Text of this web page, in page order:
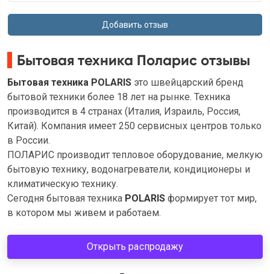
Бытовая техника Поларис отзывы
Бытовая техника POLARIS это швейцарский бренд
бытовой техники более 18 лет на рынке. Техника
производится в 4 странах (Италия, Израиль, Россия,
Китай). Компания имеет 250 сервисных центров только
в России.
ПОЛАРИС производит тепловое оборудование, мелкую
бытовую технику, водонагреватели, кондиционеры и
климатическую технику.
Сегодня бытовая техника POLARIS формирует тот мир,
в котором мы живем и работаем.
Открыть распродажу